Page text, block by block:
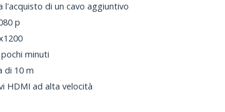
l'acquisto di un cavo aggiuntivo
p
minuti
di 10 m
HDMI ad alta velocità